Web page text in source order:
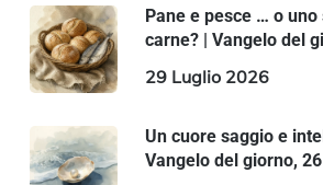
Pane e pesce … o
carne? | Vangelo del
29 Luglio 2026
Un cuore saggio e
Vangelo del giorno,